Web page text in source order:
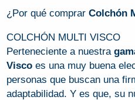
¿Por qué comprar Colchón
COLCHÓN MULTI VISCO
Perteneciente a nuestra
Viscoes una muy buena
personas que buscan una
adaptabilidad. Y es que, su